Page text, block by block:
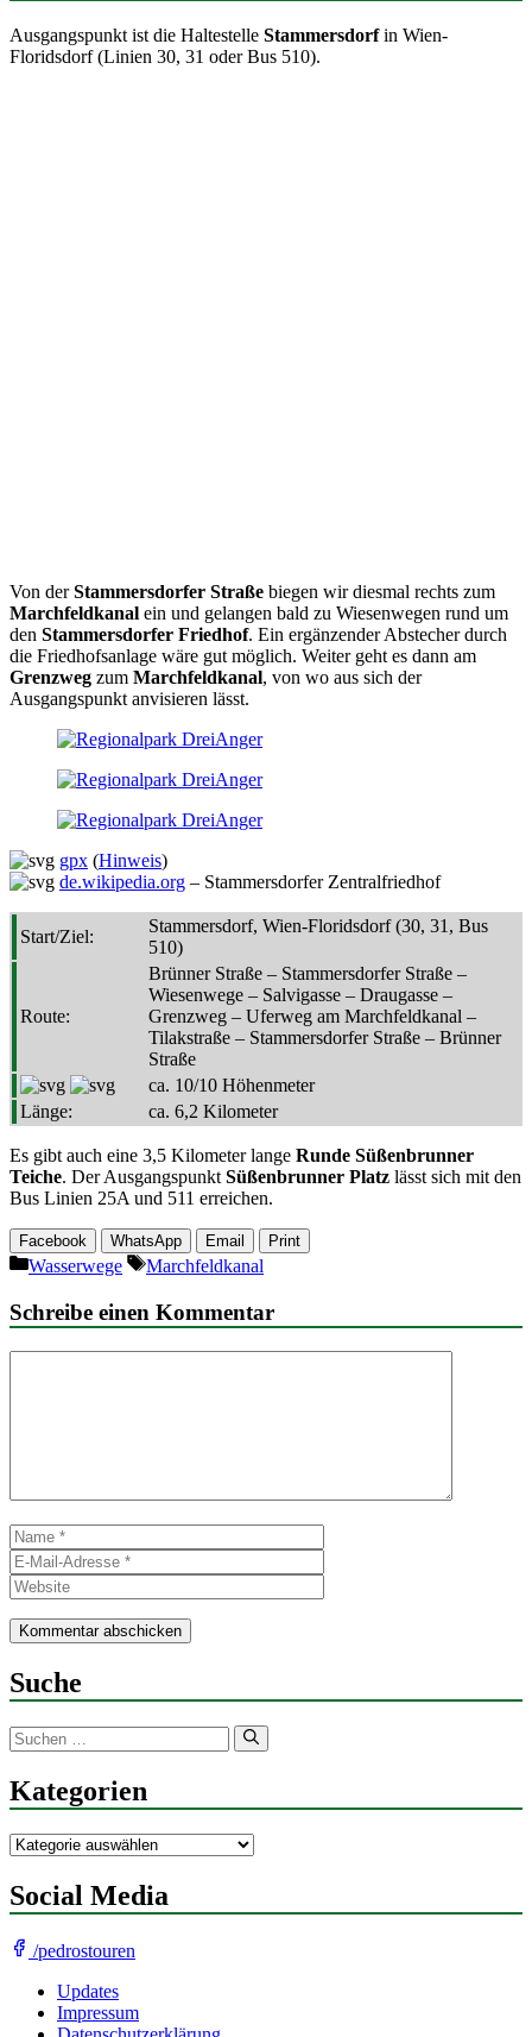
Ausgangspunkt ist die Haltestelle Stammersdorfin Wien-
Floridsdorf (Linien 30, 31 oder Bus 510).
Von derStammersdorfer Straße biegen wir diesmal rechts zum
Marchfeldkanal ein und gelangen bald zu Wiesenwegen rund um
den Stammersdorfer Friedhof. Ein ergänzender Abstecher durch
die Friedhofsanlage wäre gut möglich. Weiter geht es dann am
Grenzweg zum Marchfeldkanal, von wo aus sich der
Ausgangspunkt anvisieren lässt.
gpx (Hinweis)
de.wikipedia.org – Stammersdorfer Zentralfriedhof
Start/Ziel:
Stammersdorf, Wien-Floridsdorf (30, 31, Bus
510)
Route:
Brünner Straße – Stammersdorfer Straße –
Wiesenwege – Salvigasse – Draugasse –
Grenzweg – Uferweg am Marchfeldkanal –
Tilakstraße – Stammersdorfer Straße – Brünner
Straße
ca. 10/10 Höhenmeter
Länge:
ca. 6,2 Kilometer
Es gibt auch eine 3,5 Kilometer lange Runde Süßenbrunner
Teiche. Der Ausgangspunkt Süßenbrunner Platz lässt sich mit den
Bus Linien 25A und 511 erreichen.
Facebook WhatsApp Email Print
Kategorien
Wasserwege Schlagwörter
Marchfeldkanal
Schreibe einen Kommentar
Name
Mail-
Adresse
Suche
Suchen
nach:
Kategorien
Kategorien
Social Media
/pedrostouren
Updates
Impressum